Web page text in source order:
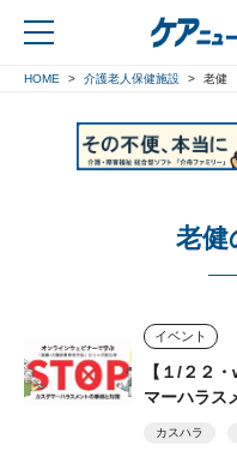
HOME 介護老人保健施設 老健
老健
イベント
【１/２２
マーハラス
カスハラ